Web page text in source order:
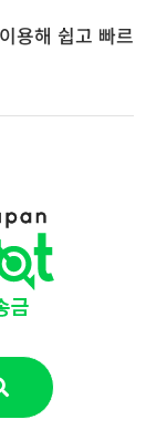
용해 쉽고 빠르